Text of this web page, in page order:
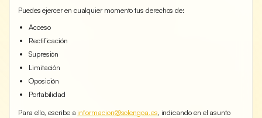
Puedes ejercer en cualquier momento tus derechos de:
Acceso
Rectificación
Supresión
Limitación
Oposición
Portabilidad
Para ello, escribe ainformacion@solengoa.es, indicando en el asunto